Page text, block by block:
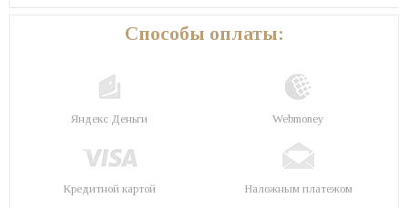
Способы оплаты:
Яндекс Деньги Webmoney
Кредитной картой Наложным платежом